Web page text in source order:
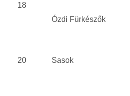
18
Ózdi Fürkészők
20 Sasok